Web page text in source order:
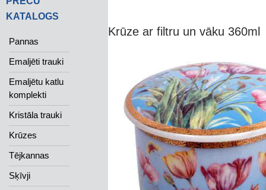
Krūze ar filtru un vāku 360ml
KATALOGS
Pannas
Emaljēti trauki
Emaljētu katlu
komplekti
Kristāla trauki
Krūzes
Tējkannas
Sķīvji